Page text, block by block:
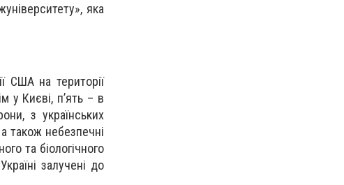
яка
США на території
у Києві, п’ять – в
з українських
також небезпечні
та біологічного
залучені до